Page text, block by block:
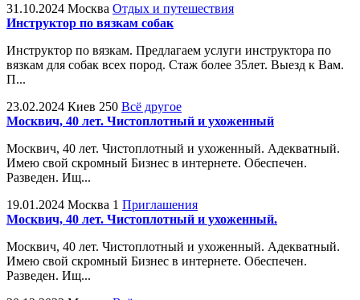
31.10.2024 Москва Отдых и путешествия
Инструктор по вязкам собак
Инструктор по вязкам. Предлагаем услуги инструктора по
вязкам для собак всех пород. Стаж более 35лет. Выезд к Вам.
П...
23.02.2024 Киев 250 Всё другое
Москвич, 40 лет. Чистоплотный и ухоженный
Москвич, 40 лет. Чистоплотный и ухоженный. Адекватный.
Имею свой скромный Бизнес в интернете. Обеспечен.
Разведен. Ищ...
19.01.2024 Москва 1 Приглашения
Москвич, 40 лет. Чистоплотный и ухоженный.
Москвич, 40 лет. Чистоплотный и ухоженный. Адекватный.
Имею свой скромный Бизнес в интернете. Обеспечен.
Разведен. Ищ...